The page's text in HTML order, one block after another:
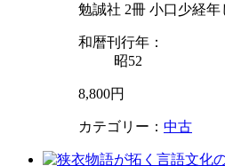
勉誠社 2冊 小口少経
和暦刊行年：
昭52
8,800円
カテゴリー： 中古